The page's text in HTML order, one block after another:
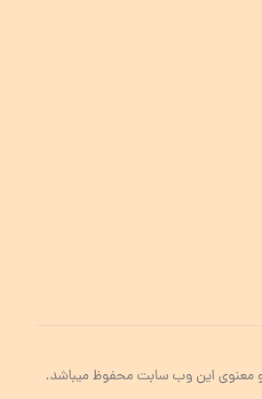
معنوی این وب سابت محفوظ میباشد.